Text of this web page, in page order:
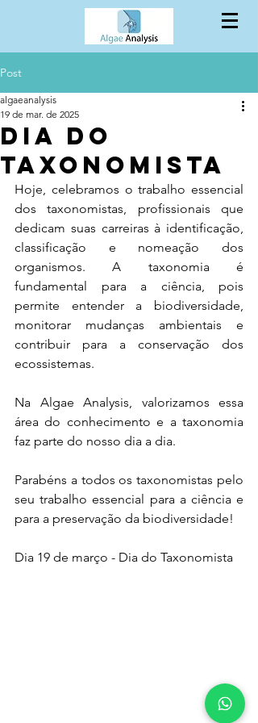
Post
Dia do
taxonomista
algaeanalysis
19 de mar. de 2025
Hoje, celebramos o trabalho essencial
dos taxonomistas, profissionais que
dedicam suas carreiras à identificação,
classificação e nomeação dos
organismos. A taxonomia é
fundamental para a ciência, pois
permite entender a biodiversidade,
monitorar mudanças ambientais e
contribuir para a conservação dos
ecossistemas.
Na Algae Analysis, valorizamos essa
área do conhecimento e a taxonomia
faz parte do nosso dia a dia.
Parabéns a todos os taxonomistas pelo
seu trabalho essencial para a ciência e
para a preservação da biodiversidade!
Dia 19 de março - Dia do Taxonomista